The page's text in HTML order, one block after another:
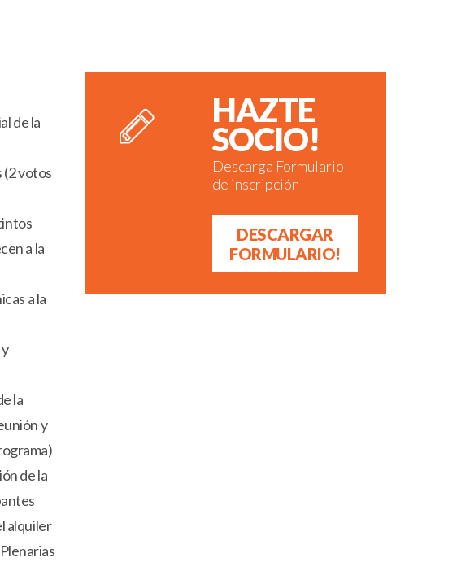
de la
(2 votos
a la
a la
la
y
de la
alquiler
HAZTE
SOCIO!
Descarga Formulario
de inscripción
DESCARGAR
FORMULARIO!